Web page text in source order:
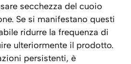
secchezza del cuoio
Se si manifestano questi
ridurre la frequenza di
ulteriormente il prodotto.
persistenti, è